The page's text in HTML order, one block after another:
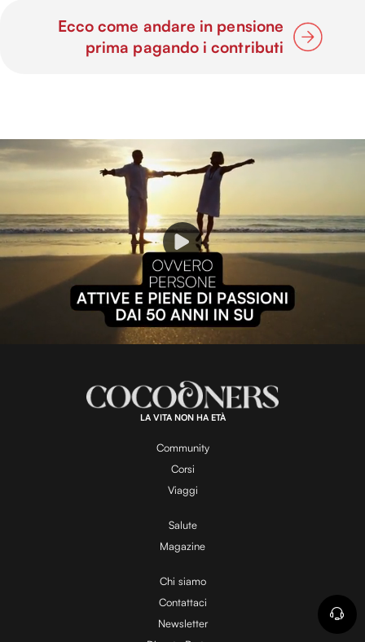
Ecco come andare in pensione
prima pagando i contributi
P
l
a
y
V
i
d
o
:
1
0
0
.
0
LA VITA NON HA ETÀ
Community
Corsi
Viaggi
Salute
Magazine
Chi siamo
Contattaci
Newsletter